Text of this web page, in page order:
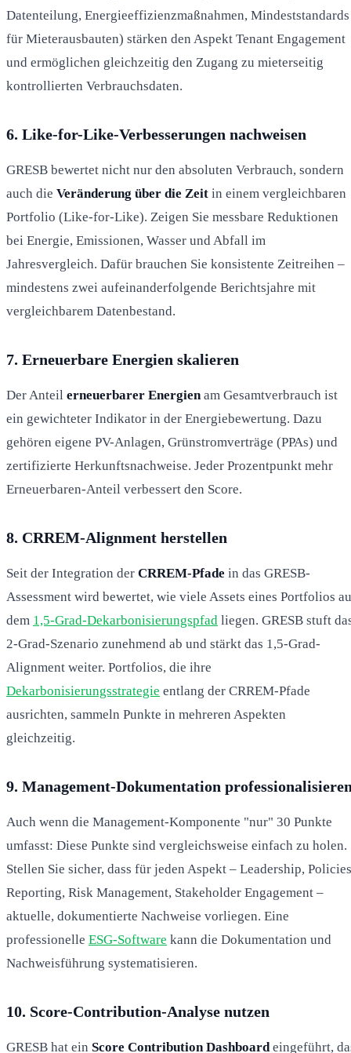
Datenteilung, Energieeffizienzmaßnahmen, Mindeststandards
für Mieterausbauten) stärken den Aspekt Tenant Engagement
und ermöglichen gleichzeitig den Zugang zu mieterseitig
kontrollierten Verbrauchsdaten.
6. Like-for-Like-Verbesserungen nachweisen
GRESB bewertet nicht nur den absoluten Verbrauch, sondern
auch die Veränderung über die Zeit in einem vergleichbaren
Portfolio (Like-for-Like). Zeigen Sie messbare Reduktionen
bei Energie, Emissionen, Wasser und Abfall im
Jahresvergleich. Dafür brauchen Sie konsistente Zeitreihen –
mindestens zwei aufeinanderfolgende Berichtsjahre mit
vergleichbarem Datenbestand.
7. Erneuerbare Energien skalieren
Der Anteil erneuerbarer Energienam Gesamtverbrauch ist
ein gewichteter Indikator in der Energiebewertung. Dazu
gehören eigene PV-Anlagen, Grünstromverträge (PPAs) und
zertifizierte Herkunftsnachweise. Jeder Prozentpunkt mehr
Erneuerbaren-Anteil verbessert den Score.
8. CRREM-Alignment herstellen
Seit der Integration der CRREM-Pfade in das GRESB-
Assessment wird bewertet, wie viele Assets eines Portfolios
dem 1,5-Grad-Dekarbonisierungspfad liegen. GRESB stuft
2-Grad-Szenario zunehmend ab und stärkt das 1,5-Grad-
Alignment weiter. Portfolios, die ihre
Dekarbonisierungsstrategie entlang der CRREM-Pfade
ausrichten, sammeln Punkte in mehreren Aspekten
gleichzeitig.
9. Management-Dokumentation
Auch wenn die Management-Komponente "nur" 30 Punkte
umfasst: Diese Punkte sind vergleichsweise einfach zu holen.
Stellen Sie sicher, dass für jeden Aspekt – Leadership,
Reporting, Risk Management, Stakeholder Engagement –
aktuelle, dokumentierte Nachweise vorliegen. Eine
professionelle ESG-Software kann die Dokumentation und
Nachweisführung systematisieren.
10. Score-Contribution-Analyse nutzen
GRESB hat ein Score Contribution Dashboardeingeführt,